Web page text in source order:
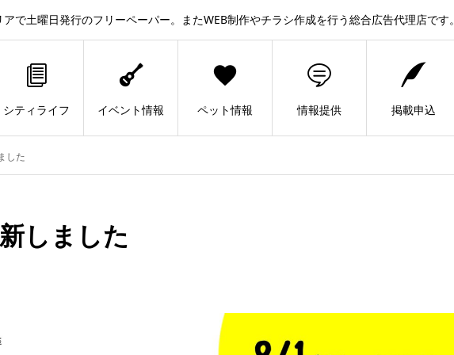
で土曜日発行のフリーペーパー。またWEB制作やチラシ作成を行う総合広告代理店です。
シティライフ イベント情報 ペット情報 情報提供 掲載申込
した
しました